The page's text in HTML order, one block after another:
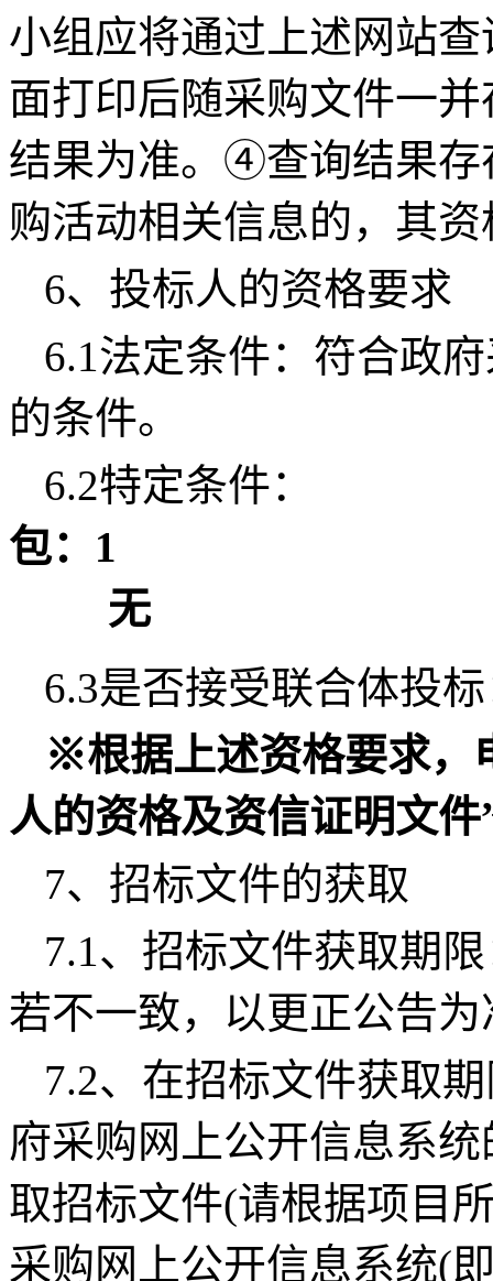
小组应将通过上述网站
面打印后随采购文件一
结果为准。④查询结果存
购活动相关信息的，其
6、投标人的资格要求
6.1法定条件：符合政
的条件。
6.2特定条件：
包：1
无
6.3是否接受联合体投
※根据上述资格要求，
人的资格及资信证明文
7、招标文件的获取
7.1、招标文件获取期
若不一致，以更正公告为
7.2、在招标文件获取
府采购网上公开信息系
取招标文件(请根据项目
采购网上公开信息系统(